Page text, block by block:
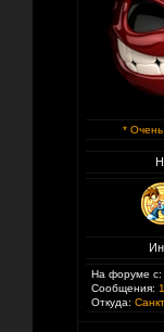
*
На форуме с:
Сообщения:
Откуда: